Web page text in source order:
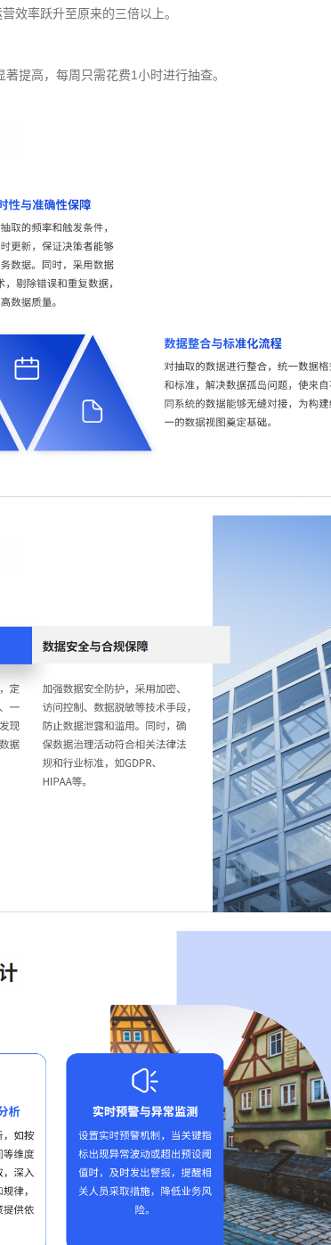
效率跃升至原来的三倍以上。
提高，每周只需花费1小时进行抽查。